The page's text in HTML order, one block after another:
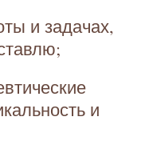
и задачах,
и